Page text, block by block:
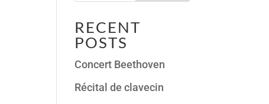
RECENT
POSTS
Concert Beethoven
Récital de clavecin